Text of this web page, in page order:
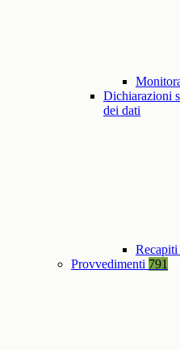
Dichiarazioni
dei dati
Provvedimenti 791